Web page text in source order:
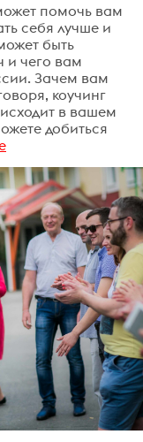
помочь вам
себя лучше и
быть
и чего вам
Зачем вам
коучинг
в вашем
добиться